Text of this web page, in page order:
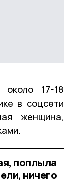
17-18
в соцсети
женщина,
поплыла
ничего